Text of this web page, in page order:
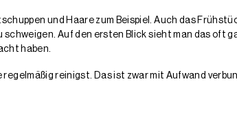
und Haare zum Beispiel. Auch das
Auf den ersten Blick sieht man das oft
haben.
reinigst. Das ist zwar mit Aufwand